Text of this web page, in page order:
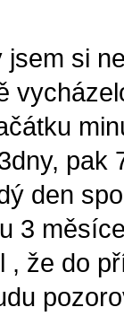
jsem si
pak
den
3
, že do